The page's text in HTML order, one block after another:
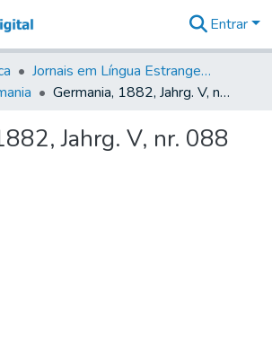
&
Coleções
Tudo na
Digital
Entrar
Jornais em Língua Estrangeira
Germania, 1882, Jahrg. V, nr. 088
Jahrg. V, nr. 088